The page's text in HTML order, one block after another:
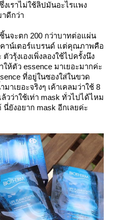
เราไม่ใช้ลิปมันอะไรแพง
ดีกว่า
จะตก 200 กว่าบาทต่อแผ่น
คาน์เตอร์แบรนด์ แต่คุณภาพคือ
วรุ้งเองเพิ่งลองใช้ไปครั้งนึง
ให้ตัว essence มาเยอะมากค่ะ
ที่อยู่ในซองใส่ในขวด
าเยอะจริงๆ เค้าเคลมว่าใช้ 8
ว่าใช้เท่า mask ทั่วไปได้ไหม
ยังอยาก mask อีกเลยค่ะ